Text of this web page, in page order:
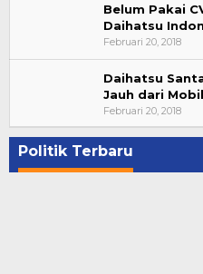
Belum Pakai
Daihatsu
Februari 20, 2018
Daihatsu
Jauh dari Mobil
Februari 20, 2018
Politik Terbaru
Bupati Ahmad Hijazi,
Penetapan Paslon
Di NASIONAL, POLITIK, REJANG